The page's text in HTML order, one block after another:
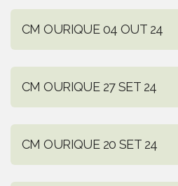
CM OURIQUE 04 OUT 24
CM OURIQUE 27 SET 24
CM OURIQUE 20 SET 24